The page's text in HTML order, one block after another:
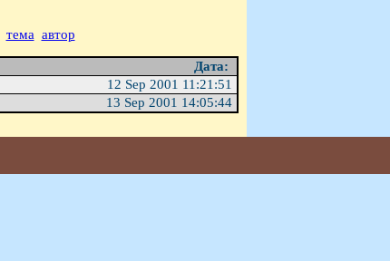
тема автор
Дата:
12 Sep 2001 11:21:51
13 Sep 2001 14:05:44